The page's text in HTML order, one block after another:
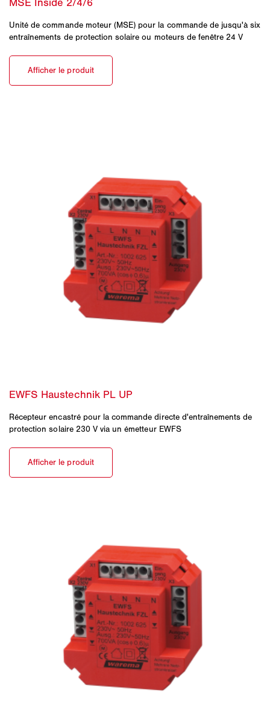
Unité de commande moteur (MSE) pour la commande de jusqu'à six
entraînements de protection solaire ou moteurs de fenêtre 24 V
Récepteur encastré pour la commande directe d'entraînements de
protection solaire 230 V via un émetteur EWFS